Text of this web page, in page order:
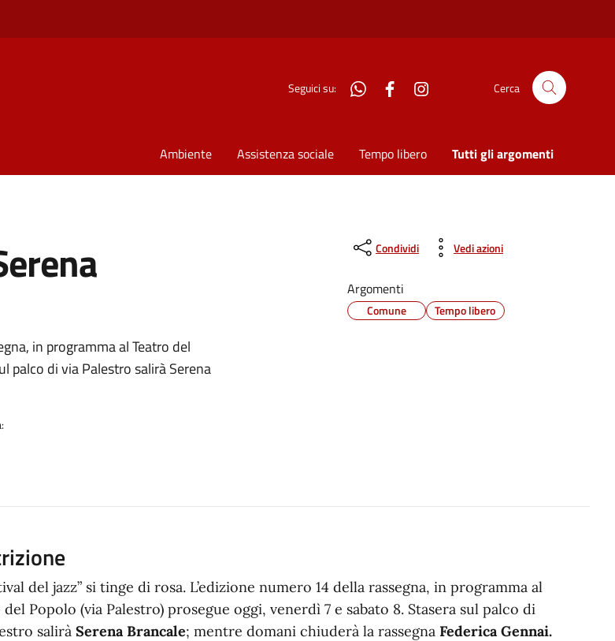
Seguici su: WhatsAppFacebook Cerca
Ambiente Assistenza sociale Tempo libero Tutti gli argomenti
in programma al Teatro del
palco di via Palestro salirà Serena
Condividi Vedi azioni
Argomenti
Comune Tempo libero
del jazz” si tinge di rosa. L’edizione numero 14 della rassegna, in programma al
Popolo (via Palestro) prosegue oggi, venerdì 7 e sabato 8. Stasera sul palco di
salirà Serena Brancale; mentre domani chiuderà la rassegna Federica Gennai.